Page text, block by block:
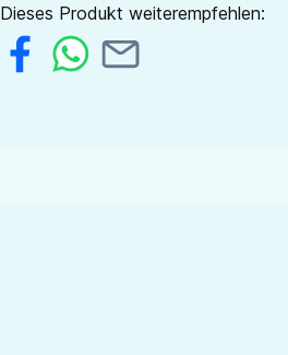
Dieses Produkt weiterempfehlen: